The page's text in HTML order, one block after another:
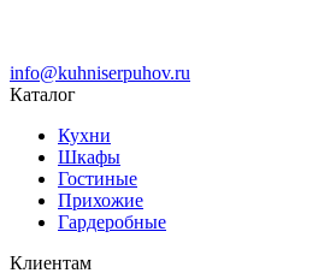
info@kuhniserpuhov.ru
Каталог
Кухни
Шкафы
Гостиные
Прихожие
Гардеробные
Клиентам